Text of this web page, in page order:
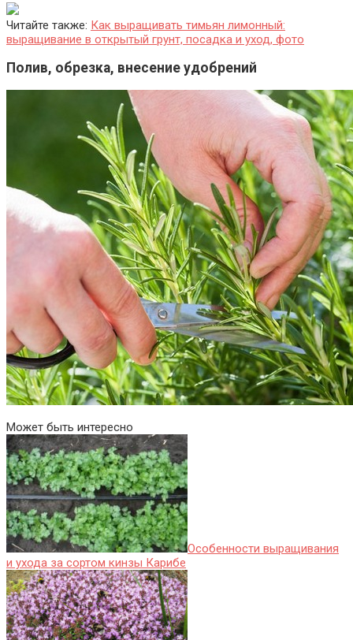
Читайте также: Как выращивать тимьян лимонный:
выращивание в открытый грунт, посадка и уход, фото
Полив, обрезка, внесение удобрений
Может быть интересно
Особенности выращивания
и ухода за сортом кинзы Карибе